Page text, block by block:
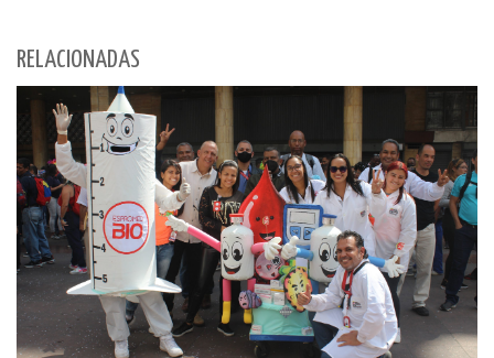
RELACIONADAS